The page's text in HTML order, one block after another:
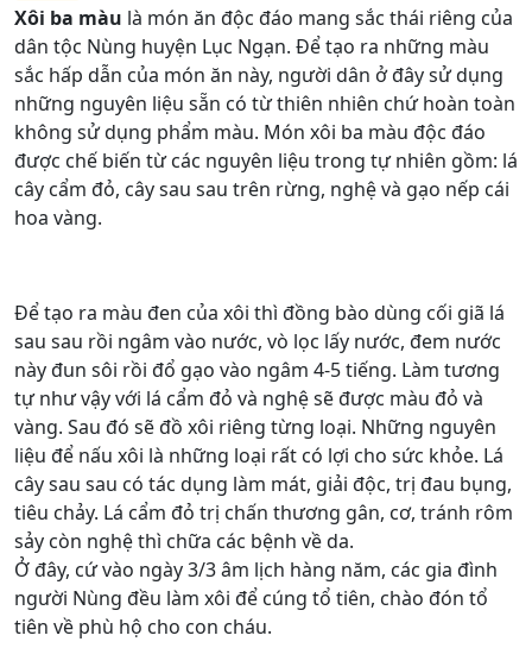
Xôi ba màu là món ăn độc đáo mang sắc thái riêng của
dân tộc Nùng huyện Lục Ngạn. Để tạo ra những màu
sắc hấp dẫn của món ăn này, người dân ở đây sử dụng
những nguyên liệu sẵn có từ thiên nhiên chứ hoàn toàn
không sử dụng phẩm màu. Món xôi ba màu độc đáo
được chế biến từ các nguyên liệu trong tự nhiên gồm: lá
cây cẩm đỏ, cây sau sau trên rừng, nghệ và gạo nếp cái
hoa vàng.
Để tạo ra màu đen của xôi thì đồng bào dùng cối giã lá
sau sau rồi ngâm vào nước, vò lọc lấy nước, đem nước
này đun sôi rồi đổ gạo vào ngâm 4-5 tiếng. Làm tương
tự như vậy với lá cẩm đỏ và nghệ sẽ được màu đỏ và
vàng. Sau đó sẽ đồ xôi riêng từng loại. Những nguyên
liệu để nấu xôi là những loại rất có lợi cho sức khỏe. Lá
cây sau sau có tác dụng làm mát, giải độc, trị đau bụng,
tiêu chảy. Lá cẩm đỏ trị chấn thương gân, cơ, tránh rôm
sảy còn nghệ thì chữa các bệnh về da.
Ở đây, cứ vào ngày 3/3 âm lịch hàng năm, các gia đình
người Nùng đều làm xôi để cúng tổ tiên, chào đón tổ
tiên về phù hộ cho con cháu.